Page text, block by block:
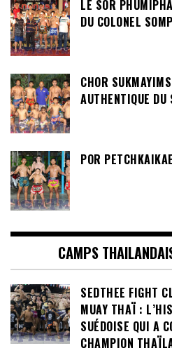
LE SOR
DU COLONEL
CHOR
AUTHENTIQUE
POR
CAMPS
SEDTHEE FIGHT
MUAY THAÏ :
SUÉDOISE QUI A
CHAMPION